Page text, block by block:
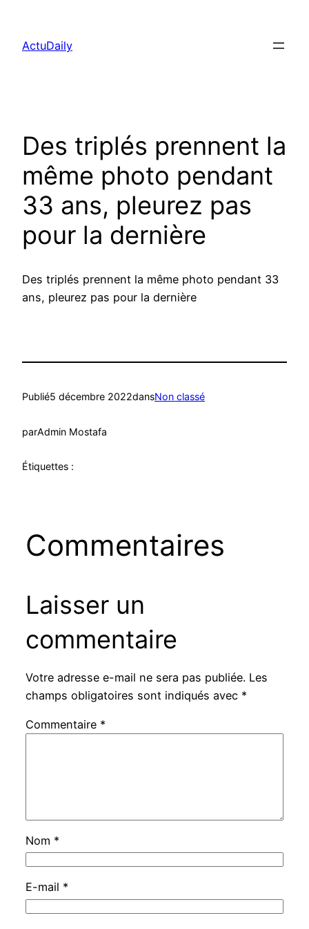
contenu
ActuDaily
Des triplés prennent la
même photo pendant
33 ans, pleurez pas
pour la dernière
Des triplés prennent la même photo pendant 33
ans, pleurez pas pour la dernière
Publié5 décembre 2022dansNon classé
parAdmin Mostafa
Étiquettes :
Commentaires
Laisser un
commentaire
Votre adresse e-mail ne sera pas publiée. Les
champs obligatoires sont indiqués avec *
Commentaire *
Nom *
E-mail *